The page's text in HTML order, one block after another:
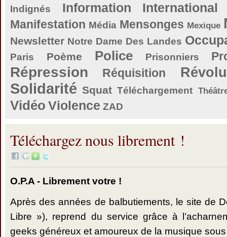
Indignés
Information International
Manifestation Média Mensonges Mexique
Newsletter Notre Dame Des Landes
Paris Poème Police Prisonniers
Répression Réquisition
Solidarité Squat Téléchargement
Vidéo Violence ZAD
Téléchargez nous librement !
O.P.A - Librement votre !
Après des années de balbutiements, le site de
Libre »), reprend du service grâce à
geeks généreux et amoureux de la musique